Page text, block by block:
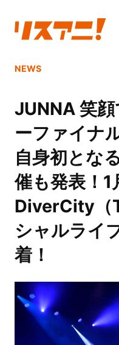
NEWS
JUNNA 笑
ーファイナ
自身初とな
催も発表！
DiverCity（
シャルライ
着！